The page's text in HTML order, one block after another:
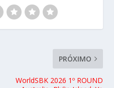
PRÓXIMO
WorldSBK 2026 1º ROUND